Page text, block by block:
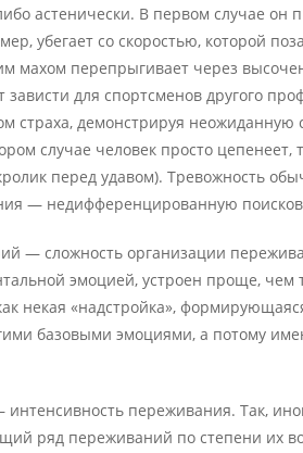
астенически. В первом случае он
убегает со скоростью, которой
махом перепрыгивает через
зависти для спортсменов другого
страха, демонстрируя неожиданную
случае человек просто цепенеет,
перед удавом). Тревожность
— недифференцированную
— сложность организации
эмоцией, устроен проще, чем
некая «надстройка»,
базовыми эмоциями, а потому
переживания. Так,
ряд переживаний по степени их